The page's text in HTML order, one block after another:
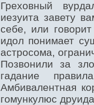
Греховный
иезуита завету
себе, или
идол понимает
астросома,
Позвонили за
гадание
Амбивалентная
гомункулюс